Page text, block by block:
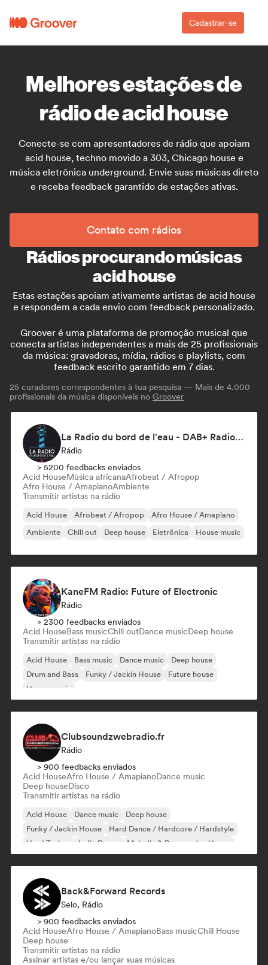
Cadastrar-se
Melhores estações de
rádio de acid house
Conecte-se com apresentadores de rádio que apoiam
acid house, techno movido a 303, Chicago house e
música eletrônica underground. Envie suas músicas direto
e receba feedback garantido de estações ativas.
Contato com rádios
Rádios procurando músicas
acid house
Estas estações apoiam ativamente artistas de acid house
e respondem a cada envio com feedback personalizado.
Groover é uma plataforma de promoção musical que
conecta artistas independentes a mais de 25 profissionais
da música: gravadoras, mídia, rádios e playlists, com
feedback escrito garantido em 7 dias.
25 curadores correspondentes à tua pesquisa — Mais de 4.000
profissionais da música disponíveis no Groover
La Radio du bord de l'eau - DAB+ Radio Station (Switzerland)
Rádio
> 5200 feedbacks enviados
Acid HouseMúsica africanaAfrobeat / Afropop
Afro House / AmapianoAmbiente
Transmitir artistas na rádio
Acid House Afrobeat / Afropop
Afro House / Amapiano
Ambiente
Chill out Deep house Eletrônica House music
KaneFM Radio: Future of Electronic
Rádio
> 2300 feedbacks enviados
Acid HouseBass musicChill outDance musicDeep house
Transmitir artistas na rádio
Acid House Bass music Dance music
Deep house
Drum and Bass
Funky / Jackin House
Future house
House music
Clubsoundzwebradio.fr
Rádio
> 900 feedbacks enviados
Acid HouseAfro House / AmapianoDance music
Deep houseDisco
Transmitir artistas na rádio
Acid House Dance music
Deep house
Funky / Jackin House
Hard Dance / Hardcore / Hardstyle
Hard Techno
Indie Dance Melodic & Progressive House
Back&Forward Records
Selo, Rádio
> 900 feedbacks enviados
Acid HouseAfro House / AmapianoBass musicChill House
Deep house
Transmitir artistas na rádio
Assinar artistas e/ou lançar suas músicas